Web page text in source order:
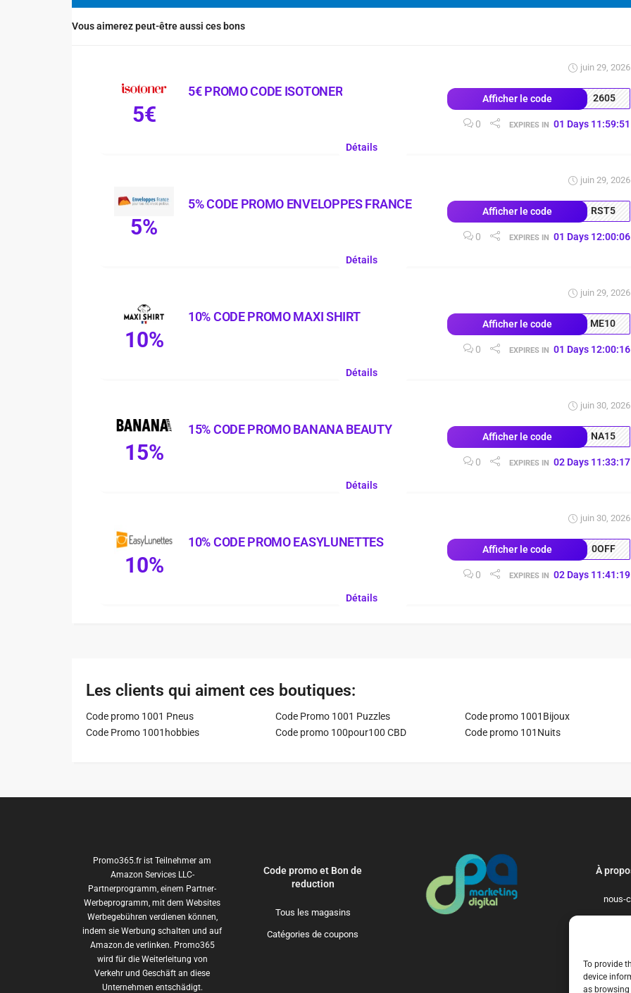
To provide
device
as
Vous aimerez peut-être aussi ces bons
5€
5€ PROMO CODE ISOTONER
juin 29, 2026
Afficher le code 2605
0 EXPIRES IN 01 Days 11:59:51
Détails
5%
5% CODE PROMO ENVELOPPES FRANCE
juin 29, 2026
Afficher le code RST5
0 EXPIRES IN 01 Days 12:00:06
Détails
10%
10% CODE PROMO MAXI SHIRT
juin 29, 2026
Afficher le code ME10
0 EXPIRES IN 01 Days 12:00:16
Détails
15%
15% CODE PROMO BANANA BEAUTY
juin 30, 2026
Afficher le code NA15
0 EXPIRES IN 02 Days 11:33:17
Détails
10%
10% CODE PROMO EASYLUNETTES
juin 30, 2026
Afficher le code 0OFF
0 EXPIRES IN 02 Days 11:41:19
Détails
Les clients qui aiment ces boutiques:
Code promo 1001 Pneus Code Promo 1001 Puzzles
Code promo 1001Bijoux
Code Promo 1001hobbies
Code promo 100pour100 CBD Code promo 101Nuits
Promo365.fr ist Teilnehmer am
Amazon Services LLC-
Partnerprogramm, einem Partner-
Werbeprogramm, mit dem Websites
Werbegebühren verdienen können,
indem sie Werbung schalten und auf
Amazon.de verlinken. Promo365
wird für die Weiterleitung von
Verkehr und Geschäft an diese
Unternehmen entschädigt.
Code promo et Bon de
reduction
Tous les magasins
Catégories de coupons
À
nous-